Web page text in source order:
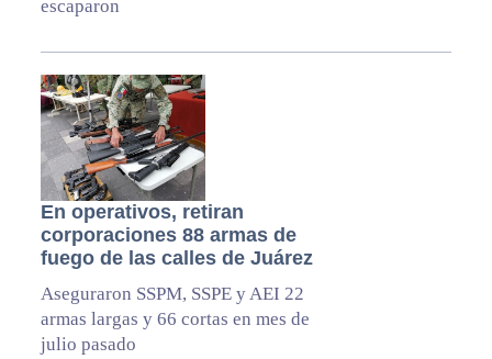
escaparon
En operativos, retiran
corporaciones 88 armas de
fuego de las calles de Juárez
Aseguraron SSPM, SSPE y AEI 22
armas largas y 66 cortas en mes de
julio pasado